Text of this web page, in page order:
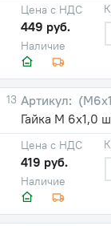
Наличие
Цена с НДС
449 руб.
13
Гайка М 6х1,0
Наличие
Цена с НДС
419 руб.